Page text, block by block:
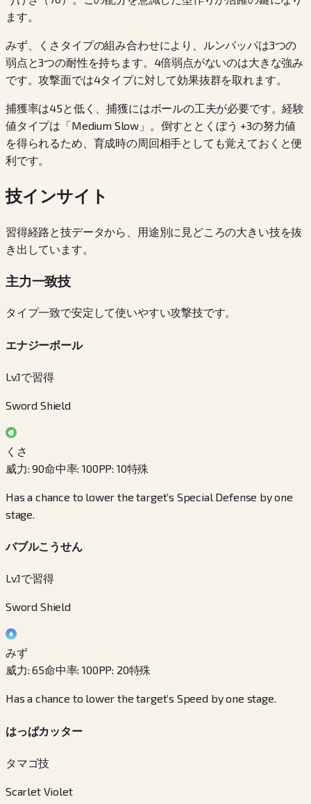
ます。
みず、くさタイプの組み合わせにより、ルンパッパは3つの
弱点と3つの耐性を持ちます。4倍弱点がないのは大きな強み
です。攻撃面では4タイプに対して効果抜群を取れます。
捕獲率は45と低く、捕獲にはボールの工夫が必要です。経験
値タイプは「Medium Slow」。倒すととくぼう +3の努力値
を得られるため、育成時の周回相手としても覚えておくと便
利です。
技インサイト
習得経路と技データから、用途別に見どころの大きい技を抜
き出しています。
主力一致技
タイプ一致で安定して使いやすい攻撃技です。
エナジーボール
Lv.1で習得
Sword Shield
くさ
威力:90命中率:100PP: 10特殊
Has a chance to lower the target’s Special Defense by one
stage.
バブルこうせん
Lv.1で習得
Sword Shield
みず
威力:65命中率:100PP: 20特殊
Has a chance to lower the target’s Speed by one stage.
はっぱカッター
タマゴ技
Scarlet Violet